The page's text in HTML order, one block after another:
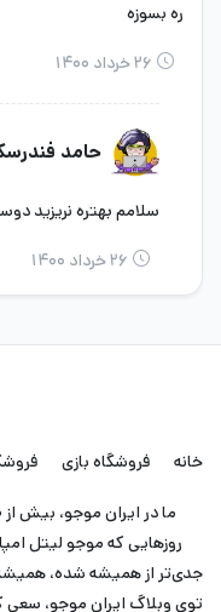
ره بسوزه
۲۶ خرداد ۱۴۰۰
حامد
سلامم بهتره نریزید
۲۶ خرداد ۱۴۰۰
خانه فروشگاه بازی
روزهایی که موجو لیتل
جدی‌تر از همیشه شده،
توی وبلاگ ایران موجو، سعی